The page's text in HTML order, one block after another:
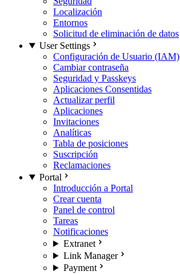
Localización
Entornos
Solicitud de eliminación de datos
User Settings
Configuración de Usuario (IAM)
Cambiar contraseña
Seguridad y Passkeys
Aplicaciones Consentidas
Actualizar perfil
Aplicaciones
Invitaciones
Analíticas
Tabla de posiciones
Suscripción
Reclamaciones
Portal
Introducción a Portal
Crear cuenta
Panel de control
Tareas
Notificaciones
Extranet
Link Manager
Payment